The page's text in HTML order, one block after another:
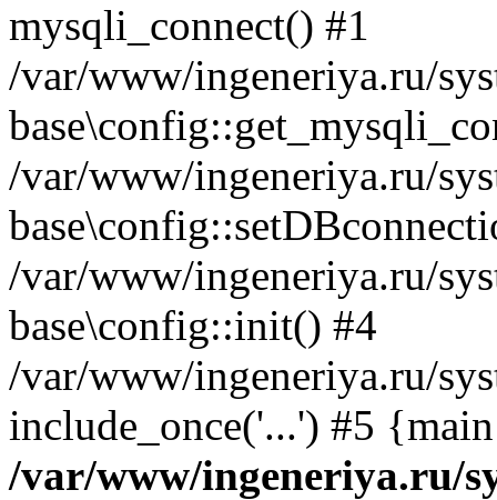
mysqli_connect() #1
/var/www/ingeneriya.ru/
/var/www/ingeneriya.ru/
/var/www/ingeneriya.ru/
base\config::init() #4
/var/www/ingeneriya.ru/
include_once('...') #5
/var/www/ingeneriya.ru/